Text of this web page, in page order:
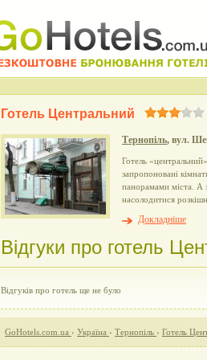
Готель Центральний
Тернопіль, вул.
Готель
запропоновані
панорамами міста. А
насолодитися
Докладніше
Відгуки про готель
Відгуків про готель ще не було
GoHotels.com.ua › Україна › Тернопіль › Готель